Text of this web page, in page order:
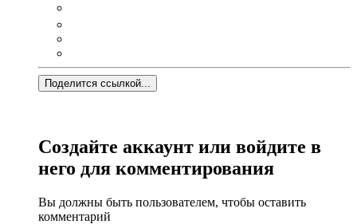
Поделится ссылкой...
Создайте аккаунт или войдите в
него для комментирования
Вы должны быть пользователем, чтобы оставить
комментарий